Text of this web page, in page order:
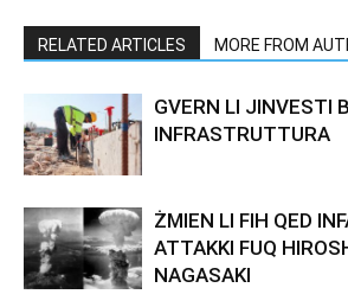
RELATED ARTICLES MORE FROM
GVERN LI JINVESTI
INFRASTRUTTURA
ŻMIEN LI FIH QED
ATTAKKI FUQ
NAGASAKI